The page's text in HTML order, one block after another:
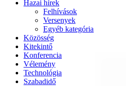
Hazai hírek
Felhívások
Versenyek
Egyéb kategória
Közösség
Kitekintő
Konferencia
Vélemény
Technológia
Szabadidő